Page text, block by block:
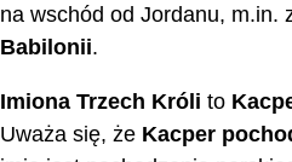
na wschód od Jordanu, m.in.
Babilonii.
Imiona Trzech Króli to
Uważa się, że Kacper